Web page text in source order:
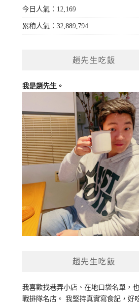
今日人氣：12,169
累積人氣：32,889,794
趙先生吃飯
我是趙先生。
趙先生吃飯
我喜歡找巷弄小店、在地口袋名單，
戰排隊名店。 我堅持真實寫食記，好